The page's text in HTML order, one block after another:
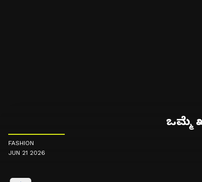
ಒಮ್ಮೆ
FASHION
JUN 21 2026